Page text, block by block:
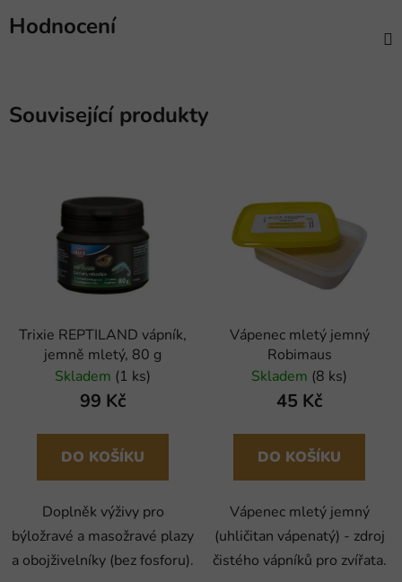
Hodnocení
Související produkty
Trixie REPTILAND vápník,
jemně mletý, 80 g
Skladem (1 ks)
99 Kč
DO KOŠÍKU
Doplněk výživy pro
býložravé a masožravé plazy
a obojživelníky (bez fosforu).
Vápenec mletý jemný
Robimaus
Skladem (8 ks)
45 Kč
DO KOŠÍKU
Vápenec mletý jemný
(uhličitan vápenatý) - zdroj
čistého vápníků pro zvířata.